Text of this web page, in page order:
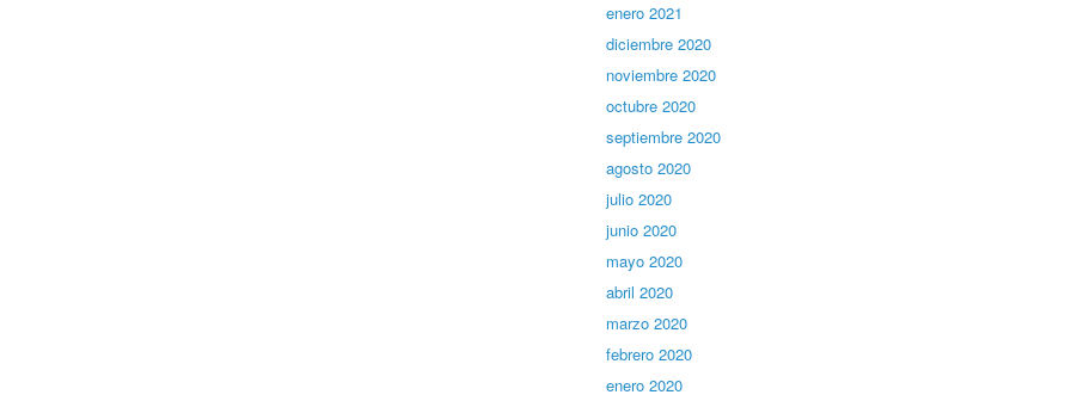
enero 2021
diciembre 2020
noviembre 2020
octubre 2020
septiembre 2020
agosto 2020
julio 2020
junio 2020
mayo 2020
abril 2020
marzo 2020
febrero 2020
enero 2020